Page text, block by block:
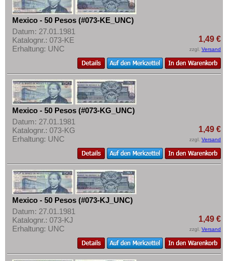
Mexico - 50 Pesos (#073-KE_UNC)
Datum: 27.01.1981
Katalognr.: 073-KE
Erhaltung: UNC
1,49 €
zzgl. Versand
Mexico - 50 Pesos (#073-KG_UNC)
Datum: 27.01.1981
Katalognr.: 073-KG
Erhaltung: UNC
1,49 €
zzgl. Versand
Mexico - 50 Pesos (#073-KJ_UNC)
Datum: 27.01.1981
Katalognr.: 073-KJ
Erhaltung: UNC
1,49 €
zzgl. Versand